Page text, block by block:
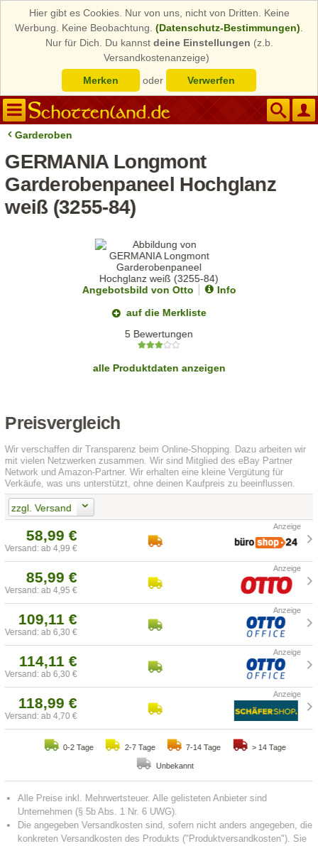
Hier gibt es Cookies. Nur von uns, nicht von Dritten. Keine
Werbung. Keine Beobachtung. (Datenschutz-Bestimmungen)
Nur für Dich. Du kannst deine Einstellungen (z.b.
Versandkostenanzeige)
Merken
oder Verwerfen
Garderoben
GERMANIA Longmont
Garderobenpaneel Hochglanz
weiß (3255-84)
Angebotsbild von Otto
Info
auf die Merkliste
5 Bewertungen
alle Produktdaten anzeigen
Preisvergleich
Wir verschaffen dir Transparenz beim Online-Shopping. Dazu arbeiten wir
mit vielen Netzwerken zusammen. Wir sind Mitglied des eBay Partner
Network und Amazon-Partner. Wir erhalten eine kleine Vergütung für
Verkäufe, was uns unterstützt, ohne deinen Kaufpreis zu beeinflussen.
zzgl. Versand
58,99 €
Versand: ab 4,99 €
85,99 €
Versand: ab 4,95 €
109,11 €
Versand: ab 6,30 €
114,11 €
Versand: ab 6,30 €
118,99 €
Versand: ab 4,70 €
0-2 Tage 2-7 Tage 7-14 Tage > 14 Tage
Unbekannt